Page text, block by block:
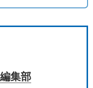
集部